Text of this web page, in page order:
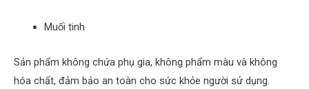
Muối tinh
Sản phẩm không chứa phụ gia, không phẩm màu và không
hóa chất, đảm bảo an toàn cho sức khỏe người sử dụng.